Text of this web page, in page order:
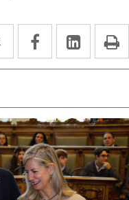
Twitter
Enlace
a
aplicación
externa.
Facebook
Enlace
a
aplicación
externa.
Enlace
a